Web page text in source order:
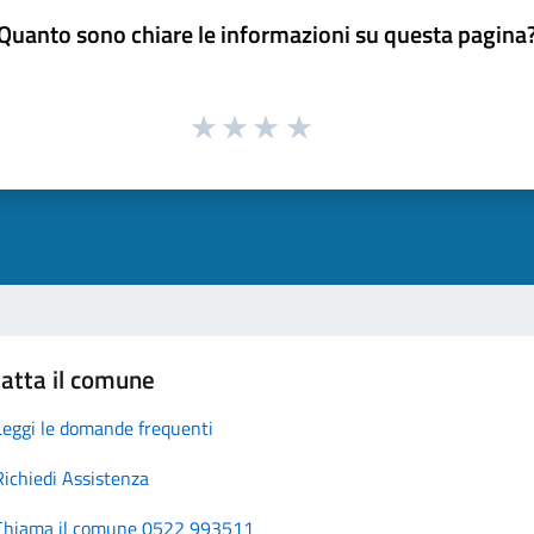
sono chiare le informazioni su questa
il comune
le domande frequenti
Assistenza
il comune 0522 993511